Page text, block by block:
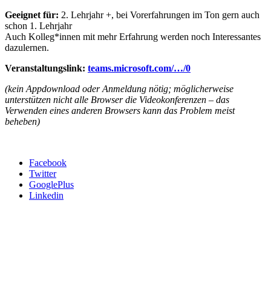
Geeignet für: 2. Lehrjahr +, bei Vorerfahrungen im Ton gern auch
schon 1. Lehrjahr
Auch Kolleg*innen mit mehr Erfahrung werden noch Interessantes
dazulernen.
Veranstaltungslink: teams.microsoft.com/…/0
(kein Appdownload oder Anmeldung nötig; möglicherweise
unterstützen nicht alle Browser die Videokonferenzen – das
Verwenden eines anderen Browsers kann das Problem meist
beheben)
Facebook
Twitter
GooglePlus
Linkedin